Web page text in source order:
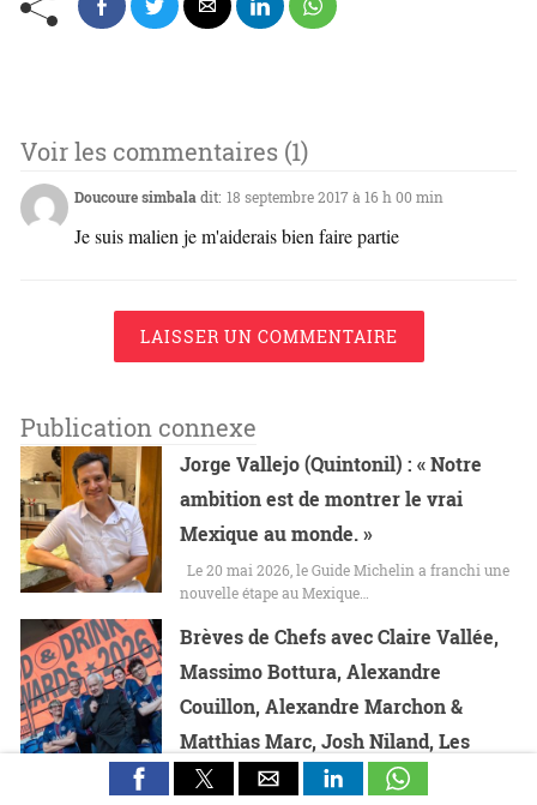
Voir les commentaires (1)
Doucoure simbala dit: 18 septembre 2017 à 16 h 00 min
Je suis malien je m'aiderais bien faire partie
LAISSER UN COMMENTAIRE
Publication connexe
Jorge Vallejo (Quintonil) : « Notre
ambition est de montrer le vrai
Mexique au monde. »
Le 20 mai 2026, le Guide Michelin a franchi une
nouvelle étape au Mexique…
Brèves de Chefs avec Claire Vallée,
Massimo Bottura, Alexandre
Couillon, Alexandre Marchon &
Matthias Marc, Josh Niland, Les
chefs à St-Tropez et beaucoup